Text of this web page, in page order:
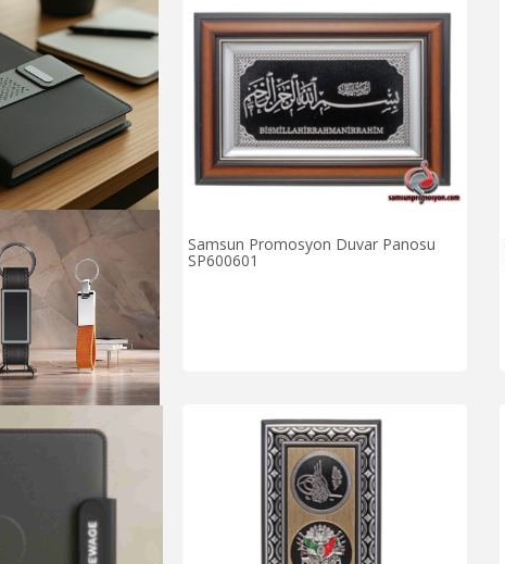
Samsun Promosyon Duvar Panosu
SP600601